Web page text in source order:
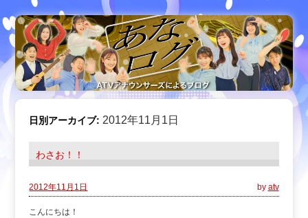
日別アーカイブ:2012年11月1日
わさお！！
2012年11月1日 by atv
こんにちは！